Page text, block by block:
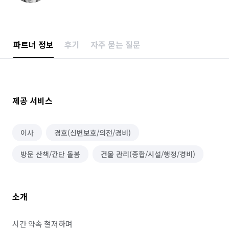
파트너 정보 후기 자주 묻는 질문
제공 서비스
이사 경호(신변보호/의전/경비)
방문 산책/간단 돌봄 건물 관리(종합/시설/행정/경비)
소개
시간 약속 철저하며